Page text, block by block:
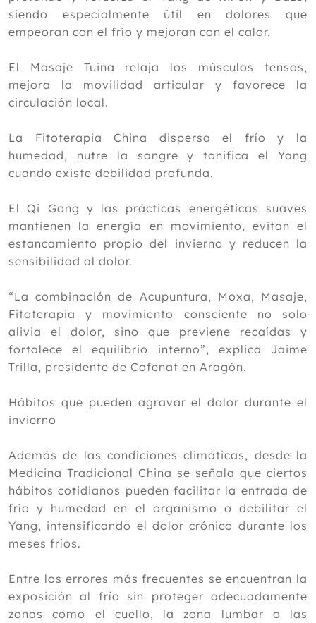
2022
2021
2020
2019
2017
2016
2014
2013
2012
siendo especialmente útil en dolores que
empeoran con el frío y mejoran con el calor.
El Masaje Tuina relaja los músculos tensos,
mejora la movilidad articular y favorece la
circulación local.
La Fitoterapia China dispersa el frío y la
humedad, nutre la sangre y tonifica el Yang
cuando existe debilidad profunda.
El Qi Gong y las prácticas energéticas suaves
mantienen la energía en movimiento, evitan el
estancamiento propio del invierno y reducen la
sensibilidad al dolor.
“La combinación de Acupuntura, Moxa, Masaje,
Fitoterapia y movimiento consciente no solo
alivia el dolor, sino que previene recaídas y
fortalece el equilibrio interno”, explica Jaime
Trilla, presidente de Cofenat en Aragón.
Hábitos que pueden agravar el dolor durante el
invierno
Además de las condiciones climáticas, desde la
Medicina Tradicional China se señala que ciertos
hábitos cotidianos pueden facilitar la entrada de
frío y humedad en el organismo o debilitar el
Yang, intensificando el dolor crónico durante los
meses fríos.
Entre los errores más frecuentes se encuentran la
exposición al frío sin proteger adecuadamente
zonas como el cuello, la zona lumbar o las